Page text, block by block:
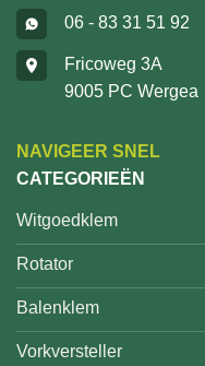
06 - 83 31 51 92
Fricoweg 3A
9005 PC Wergea
NAVIGEER SNEL
CATEGORIEËN
Witgoedklem
Rotator
Balenklem
Vorkversteller